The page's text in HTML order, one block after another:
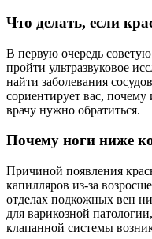
Что делать, если
В первую очередь
пройти ультразвуковое
найти заболевания
сориентирует вас,
врачу нужно обратиться.
Почему ноги ниже
Причиной появления
капилляров из-за
отделах подкожных вен
для варикозной
клапанной системы